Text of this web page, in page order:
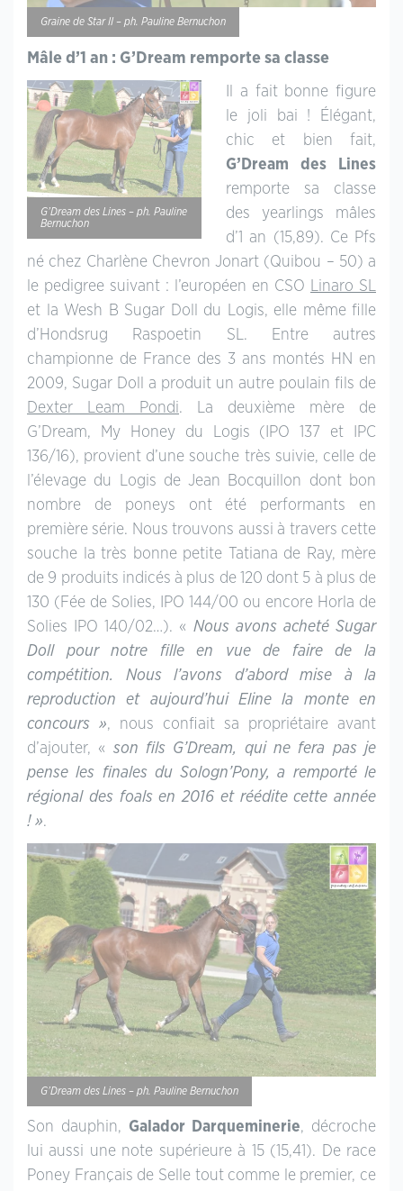
Graine de Star II – ph. Pauline Bernuchon
Mâle d’1 an : G’Dream remporte sa classe
G’Dream des Lines – ph. Pauline
Bernuchon
Il a fait bonne figure
le joli bai ! Élégant,
chic et bien fait,
G’Dream des Lines
remporte sa classe
des yearlings mâles
d’1 an (15,89). Ce Pfs
né chez Charlène Chevron Jonart (Quibou – 50) a
le pedigree suivant : l’européen en CSO Linaro SL
et la Wesh B Sugar Doll du Logis, elle même fille
d’Hondsrug Raspoetin SL. Entre autres
championne de France des 3 ans montés HN en
2009, Sugar Doll a produit un autre poulain fils de
Dexter Leam Pondi. La deuxième mère de
G’Dream, My Honey du Logis (IPO 137 et IPC
136/16), provient d’une souche très suivie, celle de
l’élevage du Logis de Jean Bocquillon dont bon
nombre de poneys ont été performants en
première série. Nous trouvons aussi à travers cette
souche la très bonne petite Tatiana de Ray, mère
de 9 produits indicés à plus de 120 dont 5 à plus de
130 (Fée de Solies, IPO 144/00 ou encore Horla de
Solies IPO 140/02…). « Nous avons acheté Sugar
Doll pour notre fille en vue de faire de la
compétition. Nous l’avons d’abord mise à la
reproduction et aujourd’hui Eline la monte en
concours », nous confiait sa propriétaire avant
d’ajouter, « son fils G’Dream, qui ne fera pas je
pense les finales du Sologn’Pony, a remporté le
régional des foals en 2016 et réédite cette année
! ».
G’Dream des Lines – ph. Pauline Bernuchon
Son dauphin, Galador Darqueminerie, décroche
lui aussi une note supérieure à 15 (15,41). De race
Poney Français de Selle tout comme le premier, ce